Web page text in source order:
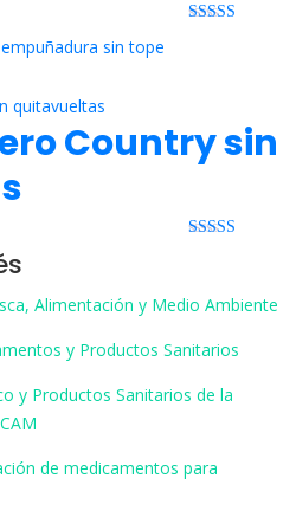
Country sin
Alimentación y Medio Ambiente
y Productos Sanitarios
y Productos Sanitarios de la
de medicamentos para